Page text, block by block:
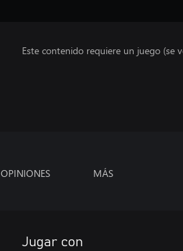
Este contenido requiere un juego (se
OPINIONES MÁS
Jugar con